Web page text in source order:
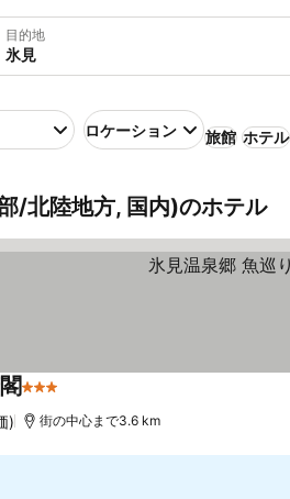
目的地
ロケーション 旅館 ホテル
/北陸地方, 国内)のホテル
3 ホテルのランク
) 街の中心まで3.6 km